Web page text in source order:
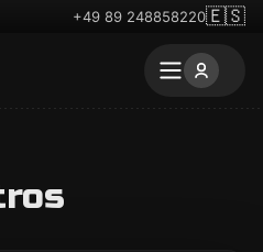
+49 89 248858220🇪🇸